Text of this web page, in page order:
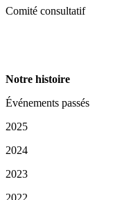
Comité consultatif
Notre histoire
Événements passés
2025
2024
2023
2022